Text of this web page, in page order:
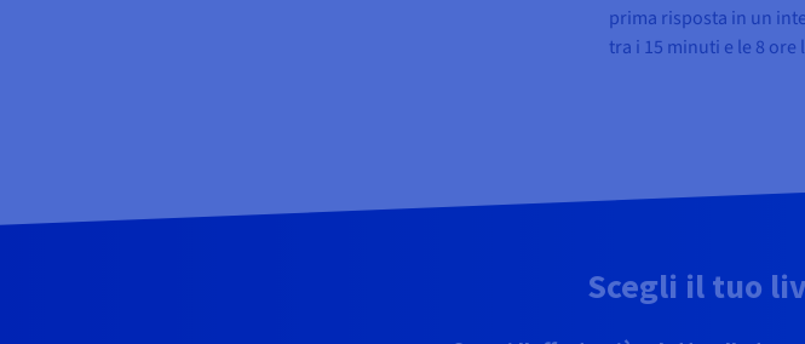
prima risposta in un
tra i 15 minuti e le 8 ore
Scegli il tuo